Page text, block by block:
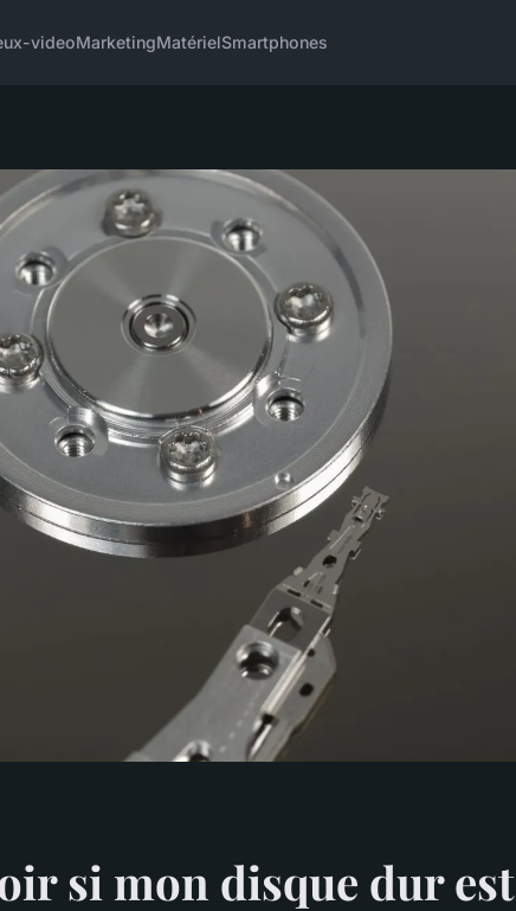
videoMarketingMatérielSmartphones
si mon disque dur est